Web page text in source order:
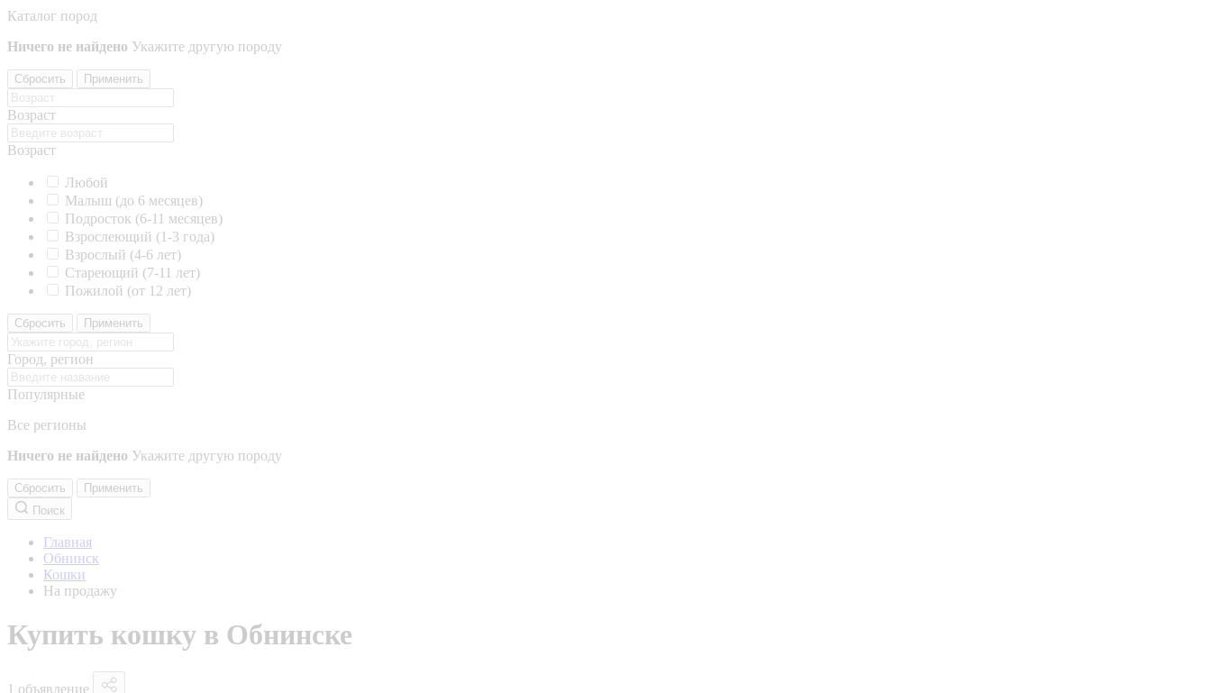
Каталог пород
Ничего не найдено Укажите другую породу
Сбросить Применить
Возраст
Возраст
Любой
Малыш (до 6 месяцев)
Подросток (6-11 месяцев)
Взрослеющий (1-3 года)
Взрослый (4-6 лет)
Стареющий (7-11 лет)
Пожилой (от 12 лет)
Сбросить Применить
Город, регион
Популярные
Все регионы
Ничего не найдено Укажите другую породу
Сбросить
Применить
Поиск
Главная
Обнинск
Кошки
На продажу
Купить кошку в Обнинске
1 объявление